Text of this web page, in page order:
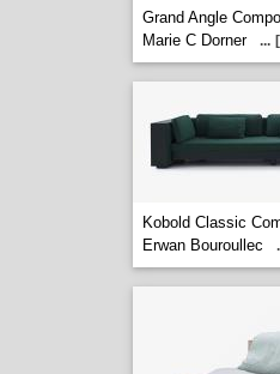
Grand Angle
Marie C Dorner
...
Kobold Classic
Erwan Bouroullec